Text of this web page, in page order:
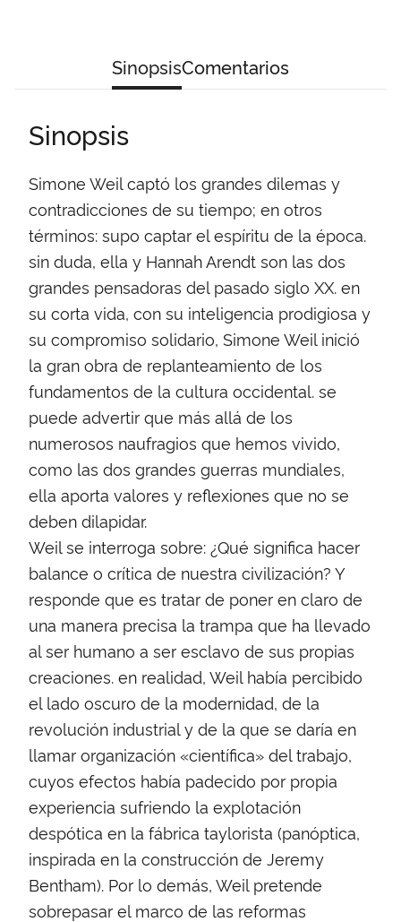
SinopsisComentarios
Sinopsis
Simone Weil captó los grandes dilemas y
contradicciones de su tiempo; en otros
términos: supo captar el espíritu de la época.
sin duda, ella y Hannah Arendt son las dos
grandes pensadoras del pasado siglo XX. en
su corta vida, con su inteligencia prodigiosa y
su compromiso solidario, Simone Weil inició
la gran obra de replanteamiento de los
fundamentos de la cultura occidental. se
puede advertir que más allá de los
numerosos naufragios que hemos vivido,
como las dos grandes guerras mundiales,
ella aporta valores y reflexiones que no se
deben dilapidar.
Weil se interroga sobre: ¿Qué significa hacer
balance o crítica de nuestra civilización? Y
responde que es tratar de poner en claro de
una manera precisa la trampa que ha llevado
al ser humano a ser esclavo de sus propias
creaciones. en realidad, Weil había percibido
el lado oscuro de la modernidad, de la
revolución industrial y de la que se daría en
llamar organización «científica» del trabajo,
cuyos efectos había padecido por propia
experiencia sufriendo la explotación
despótica en la fábrica taylorista (panóptica,
inspirada en la construcción de Jeremy
Bentham). Por lo demás, Weil pretende
sobrepasar el marco de las reformas